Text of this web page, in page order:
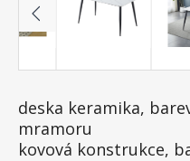
deska keramika,
mramoru
kovová konstrukce,